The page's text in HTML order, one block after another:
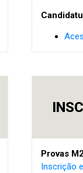
Provas
Inscrição